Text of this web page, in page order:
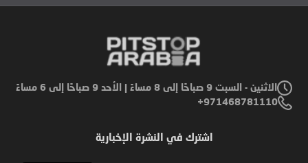
الاثنين - السبت 9 صباحًا إلى 8 مساءً | الأحد 9 صباحًا إلى 6 مساءً
971468781110+
اشترك في النشرة الإخبارية